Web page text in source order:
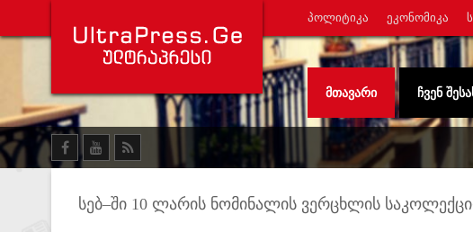
ᲞᲝᲚᲘᲢᲘᲙᲐ ᲔᲙᲝᲜᲝᲛᲘᲙᲐ
ᲛᲗᲐᲕᲐᲠᲘ ᲩᲕᲔᲜ
სებ–ში 10 ლარის ნომინალის ვერცხლის